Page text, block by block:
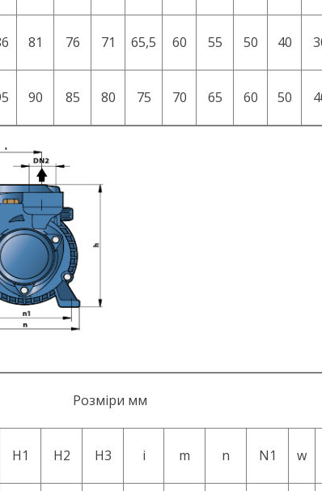
81 76 71 65,5 60 55 50 40
90 85 80 75 70 65 60 50
Розміри мм
H1 H2 H3 i m n N1 w